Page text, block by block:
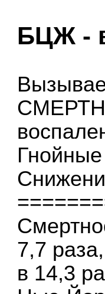
БЦЖ -
7,7
в 14,3